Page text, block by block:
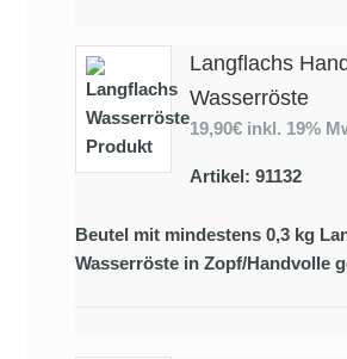
Langflachs
Wasserröste
19,90€ inkl. 19%
Artikel: 91132
Beutel mit mindestens 0,3 kg
Wasserröste in Zopf/Handvolle